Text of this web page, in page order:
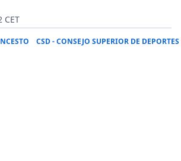
CET
CSD - CONSEJO SUPERIOR DE DEPORTES